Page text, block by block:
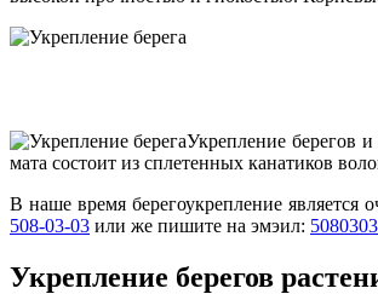
Укрепление берегов
мата состоит из сплетенных канатиков
В наше время берегоукрепление
508-03-03 или же пишите на эмэил:
Укрепление берегов